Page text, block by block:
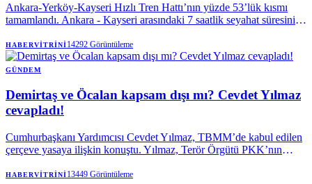
Ankara-Yerköy-Kayseri Hızlı Tren Hattı’nın yüzde 53’lük kısmı
tamamlandı. Ankara - Kayseri arasındaki 7 saatlik seyahat süresini 1
hedefleniyor. Proje tamamlandığında yılda 5,5 milyon yolcu
taşıyacak. Ulaştırma ve Altyapı Bakanı Abdulkadir Uraloğlu, “Bu
büyük proje tamamlandığında yalnızca iki şehri değil Anadolu'nun
olacağız” dedi.
HABERVITRINI14292 Görüntüleme
GÜNDEM
Demirtaş ve Öcalan kapsam dışı mı? Cevdet Yılmaz
cevapladı!
Cumhurbaşkanı Yardımcısı Cevdet Yılmaz, TBMM’de kabul edilen
çerçeve yasaya ilişkin konuştu. Yılmaz, Terör Örgütü PKK’nın
olmadığının altını çizdi. Selahattin Demirtaş'a yönelik bir
HABERVITRINI13449 Görüntüleme